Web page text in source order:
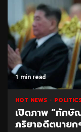
1 min read
HOT NEWS
เปิดภาพ “ทักษิ
ภริยาอดีตนายก